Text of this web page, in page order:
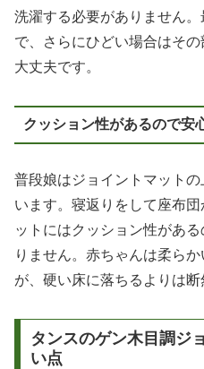
洗濯する必要がありません
で、さらにひどい場合はそ
大丈夫です。
クッション性があるので安
普段娘はジョイントマット
います。寝返りをして座布
ットにはクッション性があ
りません。赤ちゃんは柔ら
が、硬い床に落ちるよりは断
タンスのゲン木目調ジ
い点